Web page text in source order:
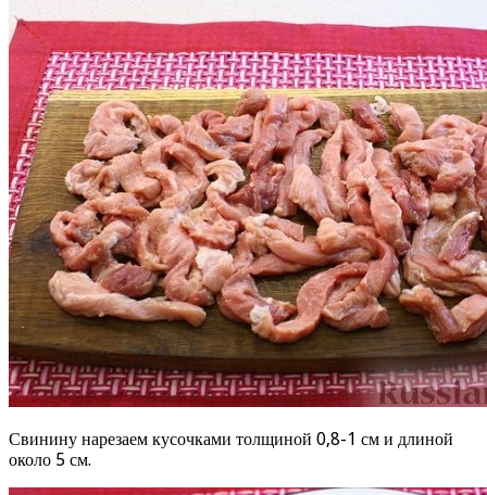
Свинину нарезаем кусочками толщиной 0,8-1 см и длиной
около 5 см.